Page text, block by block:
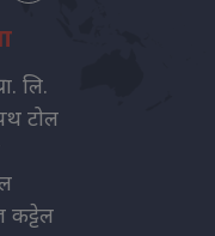
लि.
टोल
कट्टेल